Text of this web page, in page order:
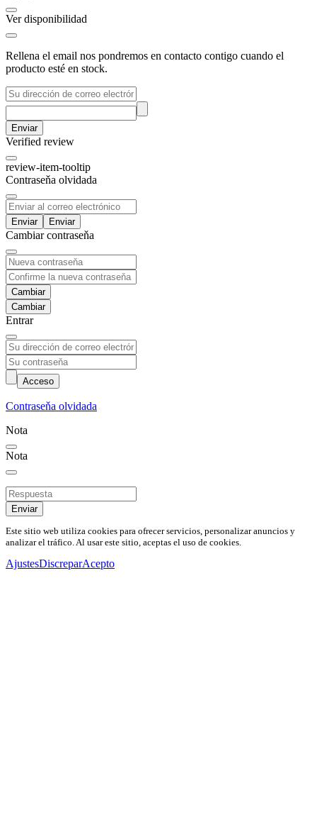
Ver disponibilidad
Rellena el email nos pondremos en contacto contigo cuando el
producto esté en stock.
Enviar
Verified review
review-item-tooltip
Contraseňa olvidada
Enviar
Cambiar contraseňa
Cambiar
Entrar
Acceso
Contraseňa olvidada
Nota
Nota
Enviar
Este sitio web utiliza cookies para ofrecer servicios, personalizar anuncios y
analizar el tráfico. Al usar este sitio, aceptas el uso de cookies.
AjustesDiscreparAcepto